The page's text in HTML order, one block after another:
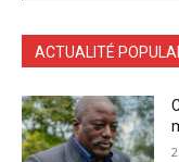
ACTUALITÉ